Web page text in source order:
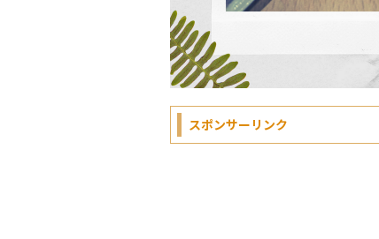
スポンサーリンク